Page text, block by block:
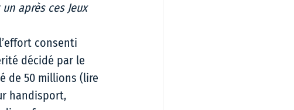
après ces Jeux
consenti
décidé par le
de 50 millions (lire
handisport,